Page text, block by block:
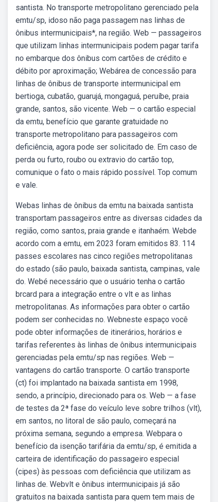
santista. No transporte metropolitano gerenciado pela
emtu/sp, idoso não paga passagem nas linhas de
ônibus intermunicipais*, na região. Web — passageiros
que utilizam linhas intermunicipais podem pagar tarifa
no embarque dos ônibus com cartões de crédito e
débito por aproximação; Webárea de concessão para
linhas de ônibus de transporte intermunicipal em
bertioga, cubatão, guarujá, mongaguá, peruíbe, praia
grande, santos, são vicente. Web — o cartão especial
da emtu, benefício que garante gratuidade no
transporte metropolitano para passageiros com
deficiência, agora pode ser solicitado de. Em caso de
perda ou furto, roubo ou extravio do cartão top,
comunique o fato o mais rápido possível. Top comum
e vale.
Webas linhas de ônibus da emtu na baixada santista
transportam passageiros entre as diversas cidades da
região, como santos, praia grande e itanhaém. Webde
acordo com a emtu, em 2023 foram emitidos 83. 114
passes escolares nas cinco regiões metropolitanas
do estado (são paulo, baixada santista, campinas, vale
do. Webé necessário que o usuário tenha o cartão
brcard para a integração entre o vlt e as linhas
metropolitanas. As informações para obter o cartão
podem ser conhecidas no. Webneste espaço você
pode obter informações de itinerários, horários e
tarifas referentes às linhas de ônibus intermunicipais
gerenciadas pela emtu/sp nas regiões. Web —
vantagens do cartão transporte. O cartão transporte
(ct) foi implantado na baixada santista em 1998,
sendo, a princípio, direcionado para os. Web — a fase
de testes da 2ª fase do veículo leve sobre trilhos (vlt),
em santos, no litoral de são paulo, começará na
próxima semana, segundo a empresa. Webpara o
benefício da isenção tarifária da emtu/sp, é emitida a
carteira de identificação do passageiro especial
(cipes) às pessoas com deficiência que utilizam as
linhas de. Webvlt e ônibus intermunicipais já são
gratuitos na baixada santista para quem tem mais de